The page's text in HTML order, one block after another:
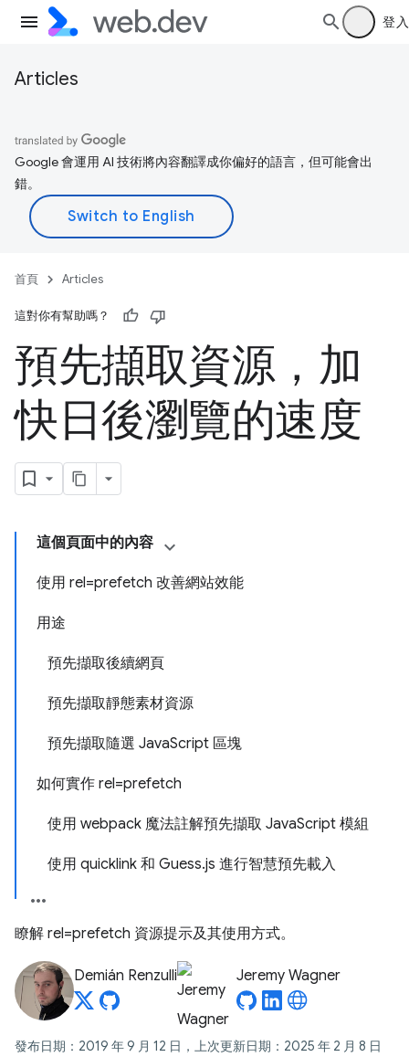
登入
Articles
Google 會運用 AI 技術將內容翻譯成你偏好的語言，但可能會出
錯。
首頁 Articles
這對你有幫助嗎？
預先擷取資源，加
快日後瀏覽的速度
這個頁面中的內容
使用 rel=prefetch 改善網站效能
用途
預先擷取後續網頁
預先擷取靜態素材資源
預先擷取隨選 JavaScript 區塊
如何實作 rel=prefetch
使用 webpack 魔法註解預先擷取 JavaScript 模組
使用 quicklink 和 Guess.js 進行智慧預先載入
瞭解 rel=prefetch 資源提示及其使用方式。
Demián Renzulli Jeremy Wagner
發布日期：2019 年 9 月 12 日，上次更新日期：2025 年 2 月 8 日